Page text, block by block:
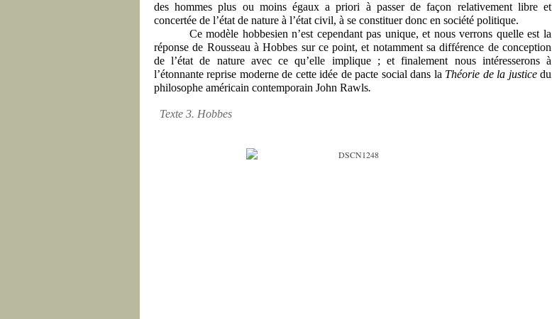
des hommes plus ou moins égaux a priori à passer de façon relativement libre et
concertée de l’état de nature à l’état civil, à se constituer donc en société politique.
Ce modèle hobbesien n’est cependant pas unique, et nous verrons quelle est la
réponse de Rousseau à Hobbes sur ce point, et notamment sa différence de conception
de l’état de nature avec ce qu’elle implique ; et finalement nous intéresserons à
l’étonnante reprise moderne de cette idée de pacte social dans la Théorie de la justicedu
philosophe américain contemporain John Rawls.
Texte 3. Hobbes